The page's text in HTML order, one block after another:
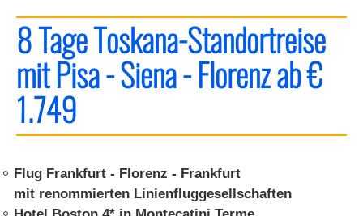
ASIEN
AUSTRALIEN
EUROPA
Baltikum
Italien
8 Tage Toskana-Standortreise
mit Pisa - Siena - Florenz ab €
1.749
Flug Frankfurt - Florenz - Frankfurt
mit renommierten Linienfluggesellschaften